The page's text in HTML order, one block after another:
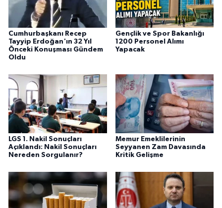
Cumhurbaşkanı Recep
Tayyip Erdoğan'ın 32 Yıl
Önceki Konuşması Gündem
Oldu
Gençlik ve Spor Bakanlığı
1200 Personel Alımı
Yapacak
LGS 1. Nakil Sonuçları
Açıklandı: Nakil Sonuçları
Nereden Sorgulanır?
Memur Emeklilerinin
Seyyanen Zam Davasında
Kritik Gelişme